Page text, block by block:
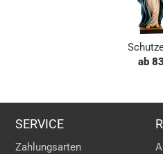
ab
SERVICE
Zahlungsarten